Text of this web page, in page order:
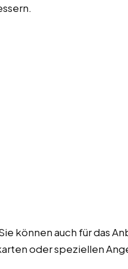
können auch für das
oder speziellen